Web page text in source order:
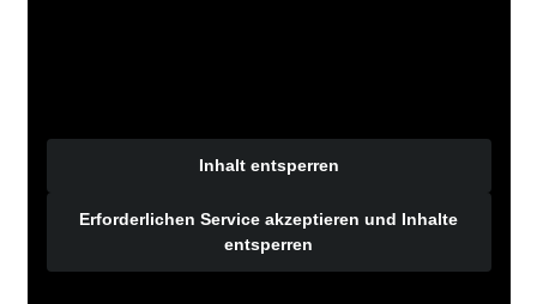
Inhalt entsperren
Erforderlichen Service akzeptieren und Inhalte
entsperren